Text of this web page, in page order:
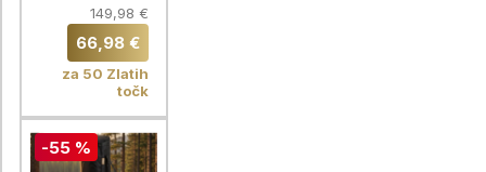
120X200 cm
149,98 €
66,98 €
za 50 Zlatih
točk
-55 %